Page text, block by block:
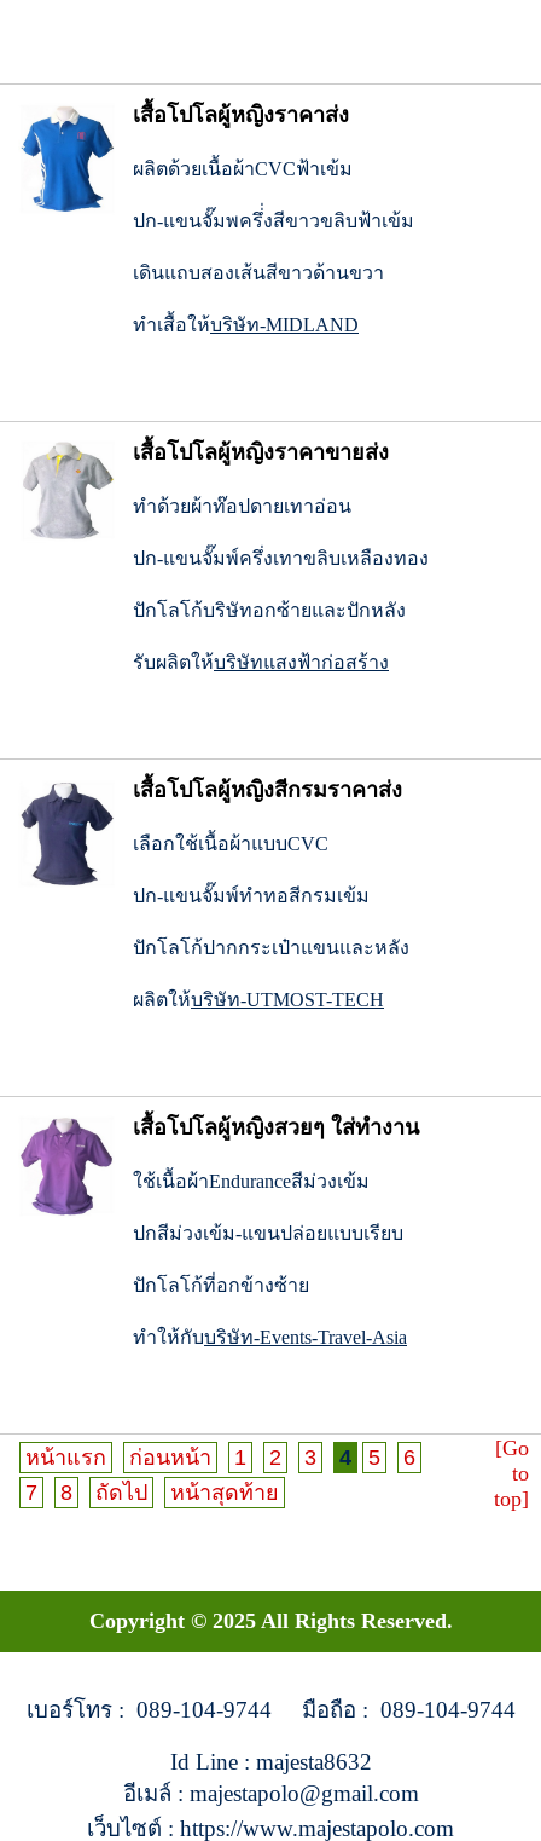
เสื้อโปโลผู้หญิงราคาส่ง
ผลิตด้วยเนื้อผ้าCVCฟ้าเข้ม
ปก-แขนจั๊มพครึ่่งสีขาวขลิบฟ้าเข้ม
เดินแถบสองเส้นสีขาวด้านขวา
ทำเสื้อให้บริษัท-MIDLAND
เสื้อโปโลผู้หญิงราคาขายส่ง
ทำด้วยผ้าท๊อปดายเทาอ่อน
ปก-แขนจั๊มพ์ครึ่งเทาขลิบเหลืองทอง
ปักโลโก้บริษัทอกซ้ายและปักหลัง
รับผลิตให้บริษัทแสงฟ้าก่อสร้าง
เสื้อโปโลผู้หญิงสีกรมราคาส่ง
เลือกใช้เนื้อผ้าแบบCVC
ปก-แขนจั๊มพ์ทำทอสีกรมเข้ม
ปักโลโก้ปากกระเป๋าแขนและหลัง
ผลิตให้บริษัท-UTMOST-TECH
เสื้อโปโลผู้หญิงสวยๆ ใส่ทำงาน
ใช้เนื้อผ้าEnduranceสีม่วงเข้ม
ปกสีม่วงเข้ม-แขนปล่อยแบบเรียบ
ปักโลโก้ที่อกข้างซ้าย
ทำให้กับบริษัท-Events-Travel-Asia
หน้าแรก ก่อนหน้า 1 2 3 4 5
6
7
8 ถัดไป หน้าสุดท้าย
[Go
to
top]
Copyright © 2025 All Rights Reserved.
เบอร์โทร : 089-104-9744 มือถือ : 089-104-9744
Id Line : majesta8632
อีเมล์ : majestapolo@gmail.com
เว็บไซต์ : https://www.majestapolo.com